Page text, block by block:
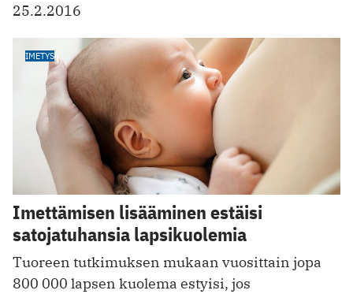
25.2.2016
IMETYS
Imettämisen lisääminen estäisi
satojatuhansia lapsikuolemia
Tuoreen tutkimuksen mukaan vuosittain jopa
800 000 lapsen kuolema estyisi, jos